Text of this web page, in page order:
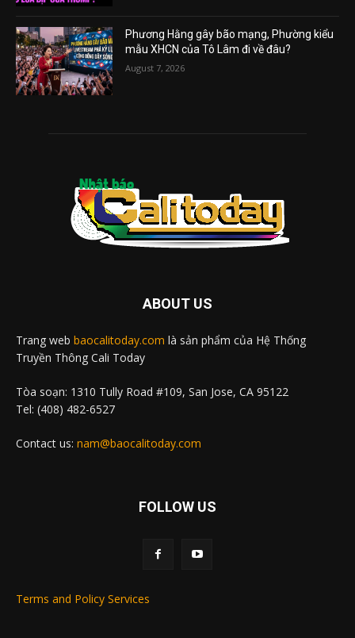
Phương Hằng gây bão mạng, Phường kiểu
mẫu XHCN của Tô Lâm đi về đâu?
August 7, 2026
ABOUT US
Trang web baocalitoday.com là sản phẩm của Hệ Thống
Truyền Thông Cali Today
Tòa soạn: 1310 Tully Road #109, San Jose, CA 95122
Tel: (408) 482-6527
Contact us: nam@baocalitoday.com
FOLLOW US
Terms and Policy Services